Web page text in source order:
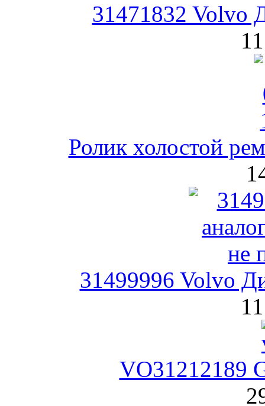
31471832 Volvo
Ролик холостой
31499996 Volvo
VO31212189